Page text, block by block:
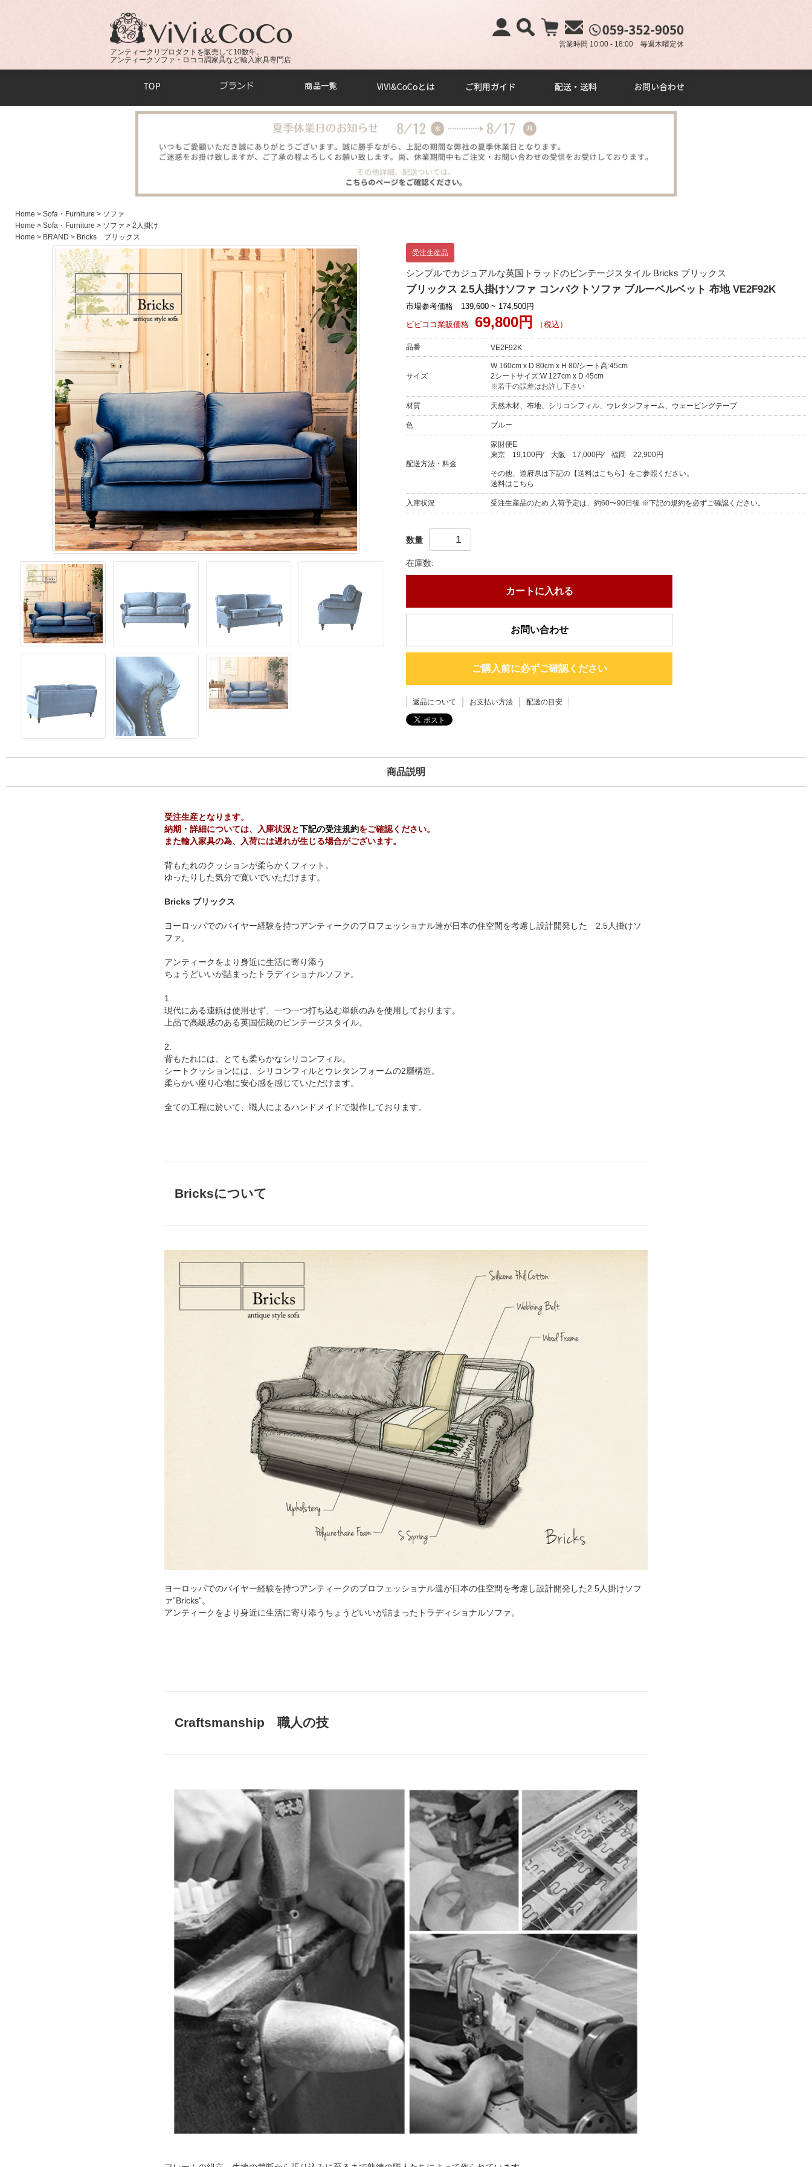
アンティークリプロダクトを販売して10数年。
アンティークソファ・ロココ調家具など輸入家具専門店
営業時間 10:00 - 18:00 毎週木曜定休
Home > Sofa・Furniture > ソファ
Home > Sofa・Furniture > ソファ > 2人掛け
Home > BRAND > Bricks ブリックス
受注生産品
シンプルでカジュアルな英国トラッドのビンテージスタイル Bricks ブリックス
ブリックス 2.5人掛けソファ コンパクトソファ ブルーベルベット 布地 VE2F92K
市場参考価格 139,600 ~ 174,500円
ビビココ業販価格
69,800円 （税込）
品番 VE2F92K
サイズ
W 160cm x D 80cm x H 80/シート高:45cm
2シートサイズ:W 127cm x D 45cm
※若干の誤差はお許し下さい
材質 天然木材、布地、シリコンフィル、ウレタンフォーム、ウェービングテープ
色 ブルー
配送方法・料金
家財便E
東京
19,100円⁄ 大阪 17,000円⁄ 福岡 22,900円
その他、道府県は下記の【送料はこちら】をご参照ください。
送料はこちら
入庫状況 受注生産品のため 入荷予定は、約60〜90日後 ※下記の規約を必ずご確認ください。
数量
在庫数:
カートに入れる
お問い合わせ
ご購入前に必ずご確認ください
返品について お支払い方法 配送の目安
商品説明
受注生産となります。
納期・詳細については、入庫状況と下記の受注規約をご確認ください。
また輸入家具の為、入荷には遅れが生じる場合がございます。
背もたれのクッションが柔らかくフィット。
ゆったりした気分で寛いでいただけます。
Bricks ブリックス
ヨーロッパでのバイヤー経験を持つアンティークのプロフェッショナル達が日本の住空間を考慮し設計開発した 2.5人掛けソ
ファ。
アンティークをより身近に生活に寄り添う
ちょうどいいが詰まったトラディショナルソファ。
1.
現代にある連鋲は使用せず、一つ一つ打ち込む単鋲のみを使用しております。
上品で高級感のある英国伝統のビンテージスタイル。
2.
背もたれには、とても柔らかなシリコンフィル。
シートクッションには、シリコンフィルとウレタンフォームの2層構造。
柔らかい座り心地に安心感を感じていただけます。
全ての工程に於いて、職人によるハンドメイドで製作しております。
Bricksについて
ヨーロッパでのバイヤー経験を持つアンティークのプロフェッショナル達が日本の住空間を考慮し設計開発した2.5人掛けソフ
ァ”Bricks"。
アンティークをより身近に生活に寄り添うちょうどいいが詰まったトラディショナルソファ。
Craftsmanship 職人の技
×